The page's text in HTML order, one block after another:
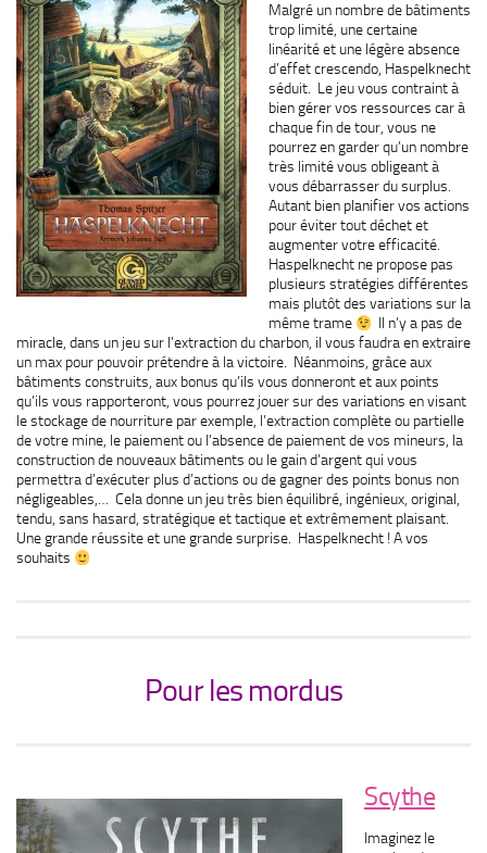
Malgré un nombre de bâtiments
trop limité, une certaine
linéarité et une légère absence
d’effet crescendo, Haspelknecht
séduit. Le jeu vous contraint à
bien gérer vos ressources car à
chaque fin de tour, vous ne
pourrez en garder qu’un nombre
très limité vous obligeant à
vous débarrasser du surplus.
Autant bien planifier vos actions
pour éviter tout déchet et
augmenter votre efficacité.
Haspelknecht ne propose pas
plusieurs stratégies différentes
mais plutôt des variations sur la
même trame
Il n’y a pas de
miracle, dans un jeu sur l’extraction du charbon, il vous faudra en extraire
un max pour pouvoir prétendre à la victoire. Néanmoins, grâce aux
bâtiments construits, aux bonus qu’ils vous donneront et aux points
qu’ils vous rapporteront, vous pourrez jouer sur des variations en visant
le stockage de nourriture par exemple, l’extraction complète ou partielle
de votre mine, le paiement ou l’absence de paiement de vos mineurs, la
construction de nouveaux bâtiments ou le gain d’argent qui vous
permettra d’exécuter plus d’actions ou de gagner des points bonus non
négligeables,… Cela donne un jeu très bien équilibré, ingénieux, original,
tendu, sans hasard, stratégique et tactique et extrêmement plaisant.
Une grande réussite et une grande surprise. Haspelknecht ! A vos
souhaits
Pour les mordus
Scythe
Imaginez le